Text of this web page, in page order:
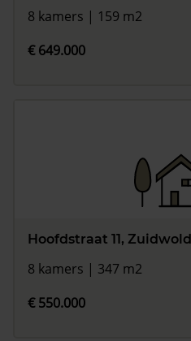
8 kamers | 159 m2
€ 649.000
Hoofdstraat 11,
8 kamers | 347 m2
€ 550.000